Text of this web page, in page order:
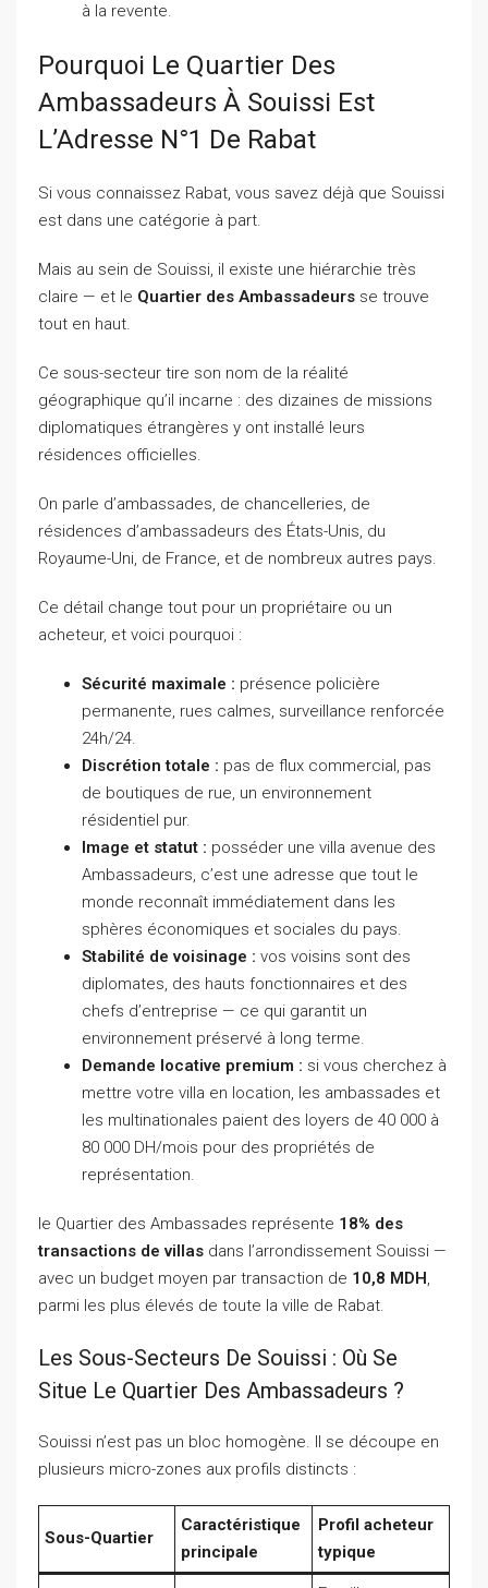
à la revente.
Pourquoi Le Quartier Des
Ambassadeurs À Souissi Est
L’Adresse N°1 De Rabat
Si vous connaissez Rabat, vous savez déjà que Souissi
est dans une catégorie à part.
Mais au sein de Souissi, il existe une hiérarchie très
claire — et le Quartier des Ambassadeurs se trouve
tout en haut.
Ce sous-secteur tire son nom de la réalité
géographique qu’il incarne : des dizaines de missions
diplomatiques étrangères y ont installé leurs
résidences officielles.
On parle d’ambassades, de chancelleries, de
résidences d’ambassadeurs des États-Unis, du
Royaume-Uni, de France, et de nombreux autres pays.
Ce détail change tout pour un propriétaire ou un
acheteur, et voici pourquoi :
Sécurité maximale : présence policière
permanente, rues calmes, surveillance renforcée
24h/24.
Discrétion totale : pas de flux commercial, pas
de boutiques de rue, un environnement
résidentiel pur.
Image et statut : posséder une villa avenue des
Ambassadeurs, c’est une adresse que tout le
monde reconnaît immédiatement dans les
sphères économiques et sociales du pays.
Stabilité de voisinage : vos voisins sont des
diplomates, des hauts fonctionnaires et des
chefs d’entreprise — ce qui garantit un
environnement préservé à long terme.
Demande locative premium : si vous cherchez à
mettre votre villa en location, les ambassades et
les multinationales paient des loyers de 40 000 à
80 000 DH/mois pour des propriétés de
représentation.
le Quartier des Ambassades représente 18% des
transactions de villas dans l’arrondissement Souissi —
avec un budget moyen par transaction de 10,8 MDH ,
parmi les plus élevés de toute la ville de Rabat.
Les Sous-Secteurs De Souissi : Où Se
Situe Le Quartier Des Ambassadeurs ?
Souissi n’est pas un bloc homogène. Il se découpe en
plusieurs micro-zones aux profils distincts :
Sous-Quartier
Caractéristique
principale
Profil acheteur
typique